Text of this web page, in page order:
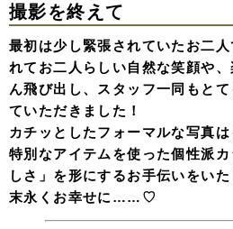
撮影を終えて
最初は少し緊張されていたお二
れてお二人らしい自然な笑顔や
ん飛び出し、スタッフ一同もと
ていただきました！
カチッとしたフォーマルな写真
特別なアイテムを使った個性派
しさ」を形にするお手伝いをいた
末永くお幸せに……♡